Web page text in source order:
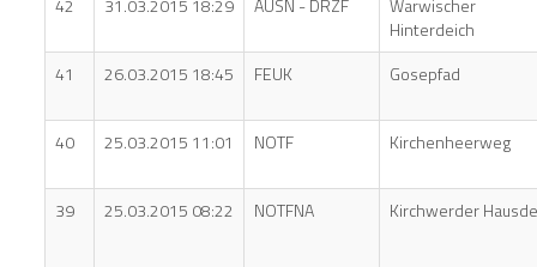
42 31.03.2015 18:29 AUSN - DRZF
Warwischer
Hinterdeich
41
26.03.2015 18:45 FEUK Gosepfad
40 25.03.2015 11:01 NOTF Kirchenheerweg
39 25.03.2015 08:22 NOTFNA Kirchwerder